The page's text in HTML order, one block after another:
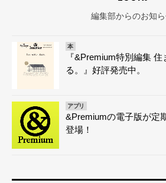
編集部からのお知
本
『&Premium特別編集
る。』好評発売中。
アプリ
&Premiumの電子版が定
登場！